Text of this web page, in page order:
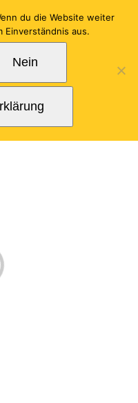
du die Website weiter
aus.
Nein